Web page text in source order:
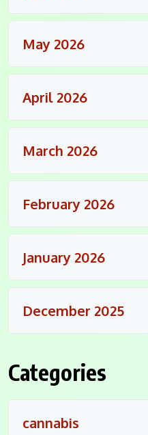
May 2026
April 2026
March 2026
February 2026
January 2026
December 2025
Categories
cannabis